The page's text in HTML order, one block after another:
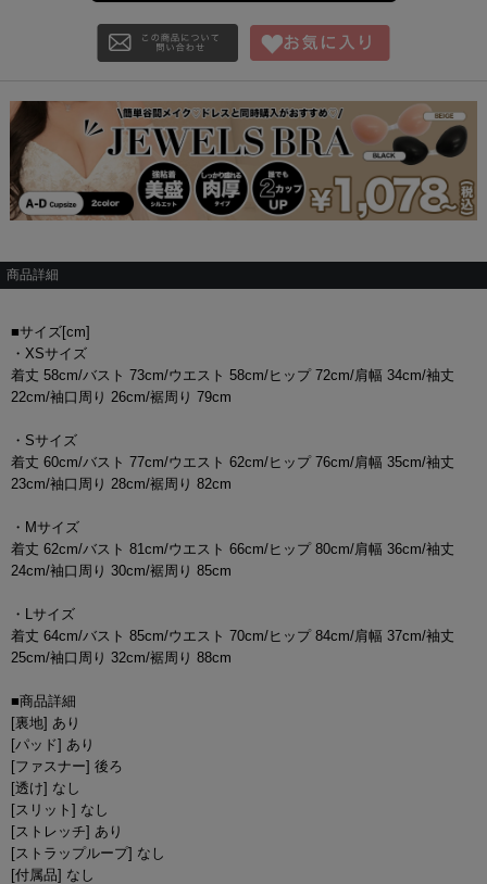
商品詳細
■サイズ[cm]
・XSサイズ
着丈 58cm/バスト 73cm/ウエスト 58cm/ヒップ 72cm/肩幅 34cm/袖丈
22cm/袖口周り 26cm/裾周り 79cm
・Sサイズ
着丈 60cm/バスト 77cm/ウエスト 62cm/ヒップ 76cm/肩幅 35cm/袖丈
23cm/袖口周り 28cm/裾周り 82cm
・Mサイズ
着丈 62cm/バスト 81cm/ウエスト 66cm/ヒップ 80cm/肩幅 36cm/袖丈
24cm/袖口周り 30cm/裾周り 85cm
・Lサイズ
着丈 64cm/バスト 85cm/ウエスト 70cm/ヒップ 84cm/肩幅 37cm/袖丈
25cm/袖口周り 32cm/裾周り 88cm
■商品詳細
[裏地] あり
[パッド] あり
[ファスナー] 後ろ
[透け] なし
[スリット] なし
[ストレッチ] あり
[ストラップループ] なし
[付属品] なし